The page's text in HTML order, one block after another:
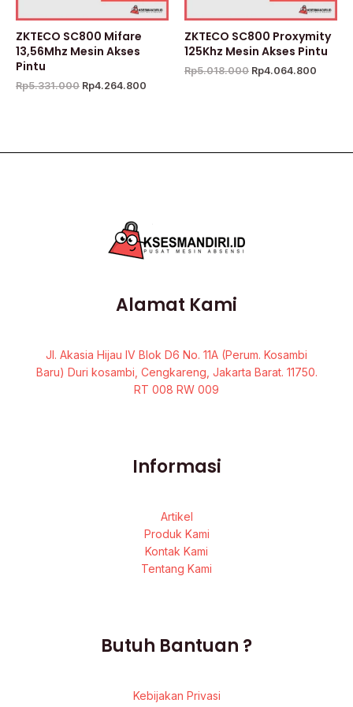
ZKTECO SC800 Mifare
13,56Mhz Mesin Akses
Pintu
Rp5.331.000 Rp4.264.800
ZKTECO SC800 Proxymity
125Khz Mesin Akses Pintu
Rp5.018.000 Rp4.064.800
Alamat Kami
Jl. Akasia Hijau IV Blok D6 No. 11A (Perum. Kosambi
Baru) Duri kosambi, Cengkareng, Jakarta Barat. 11750.
RT 008 RW 009
Informasi
Artikel
Produk Kami
Kontak Kami
Tentang Kami
Butuh Bantuan ?
Kebijakan Privasi